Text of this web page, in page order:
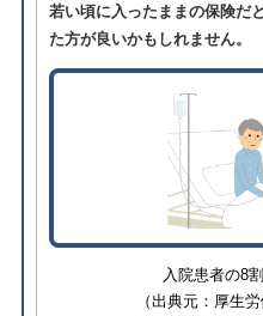
若い頃に入ったままの保険だ
た方が良いかもしれません。
⼊院患者の8
（出典元：厚生